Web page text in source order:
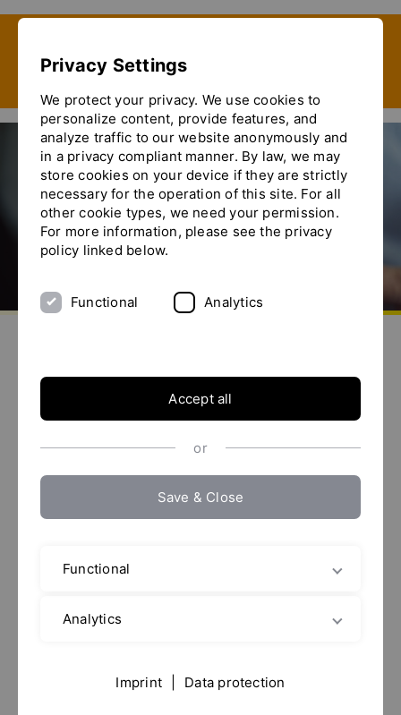
aller à la page d'accueil
YTRON - Solutions sur mesure
poudres, de turbines de mélange à jet (mélangeurs à
d'homogénéisation, YTRON vous permet d'améliorer
la qualité de vos produits, de réduire vos temps de
production et votre consommation d'énergie.
rapport aux unités conventionnelles.
Privacy Settings
We protect your privacy. We use cookies to
personalize content, provide features, and
analyze traffic to our website anonymously and
in a privacy compliant manner. By law, we may
store cookies on your device if they are strictly
necessary for the operation of this site. For all
other cookie types, we need your permission.
For more information, please see the privacy
policy linked below.
Functional Analytics
Accept all
or
Save & Close
Functional
Analytics
Imprint Data protection